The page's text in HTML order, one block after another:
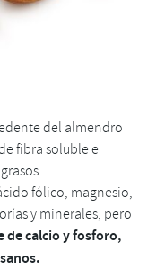
del almendro
fibra soluble e
fólico, magnesio,
y minerales, pero
de calcio y fosforo,